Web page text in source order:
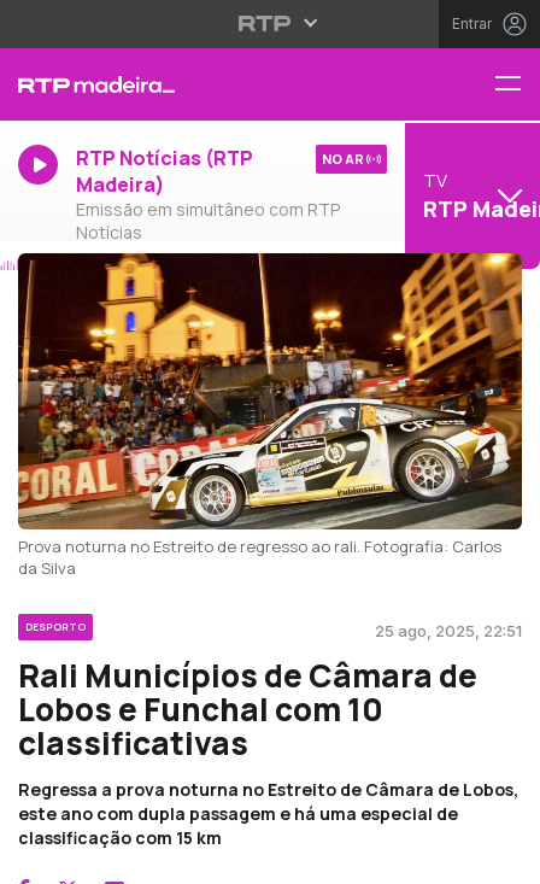
Entrar
RTP Notícias (RTP
Madeira)
Emissão em simultâneo com RTP
Notícias
NO AR
TV
RTP
Prova noturna no Estreito de regresso ao rali. Fotografia: Carlos
da Silva
DESPORTO 25 ago, 2025, 22:51
Rali Municípios de Câmara de
Lobos e Funchal com 10
classificativas
Regressa a prova noturna no Estreito de Câmara de Lobos,
este ano com dupla passagem e há uma especial de
classificação com 15 km